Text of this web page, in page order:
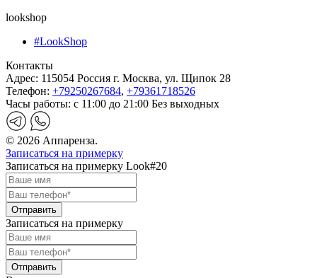
lookshop
#LookShop
Контакты
Адрес: 115054 Россия г. Москва, ул. Щипок 28
Телефон: +79250267684, +79361718526
Часы работы: с 11:00 до 21:00 Без выходных
© 2026 Аппаренза.
Записаться на примерку
Записаться на примерку Look#20
Записаться на примерку